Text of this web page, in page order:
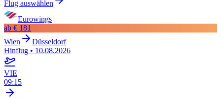
Flug auswählen
Eurowings
ab € 181
Wien
Düsseldorf
Hinflug • 10.08.2026
VIE
09:15